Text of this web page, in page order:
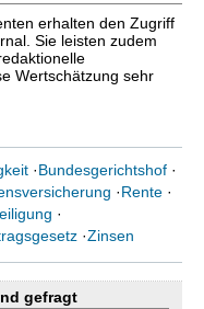
erhalten den Zugriff
Sie leisten zudem
Wertschätzung sehr
·Bundesgerichtshof ·
·Rente ·
·
·Zinsen
gefragt